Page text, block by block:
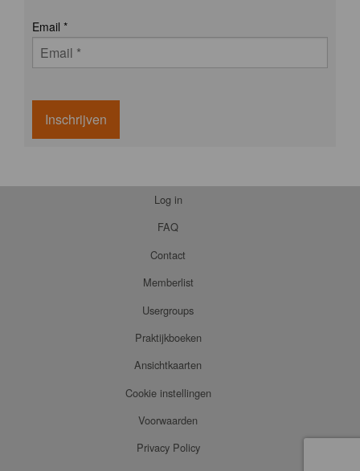
Email *
Inschrijven
Log in
FAQ
Contact
Memberlist
Usergroups
Praktijkboeken
Ansichtkaarten
Cookie instellingen
Voorwaarden
Privacy Policy